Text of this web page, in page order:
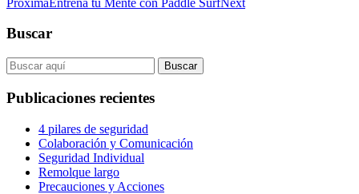
Buscar
Publicaciones recientes
4 pilares de seguridad
Colaboración y Comunicación
Seguridad Individual
Remolque largo
Precauciones y Acciones